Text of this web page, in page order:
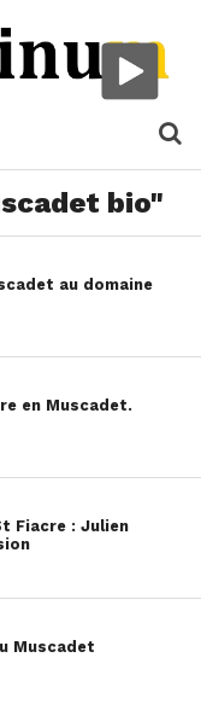
bio"
au domaine
en Muscadet.
Fiacre : Julien
Muscadet